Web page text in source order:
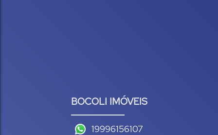
BOCOLI IMÓVEIS
19996156107